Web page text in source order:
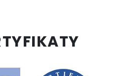
się kolekcja szczepów